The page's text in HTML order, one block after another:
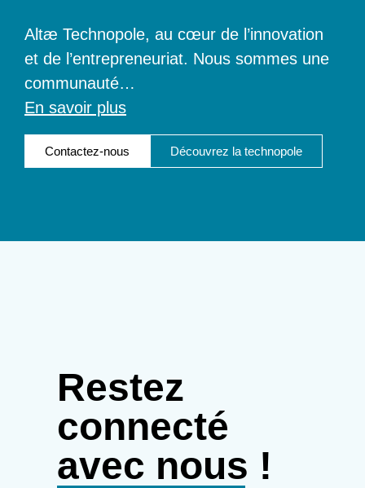
Altæ Technopole, au cœur de l’innovation
et de l’entrepreneuriat. Nous sommes une
communauté…
En savoir plus
Contactez-nous Découvrez la technopole
Restez
connecté
avec nous !